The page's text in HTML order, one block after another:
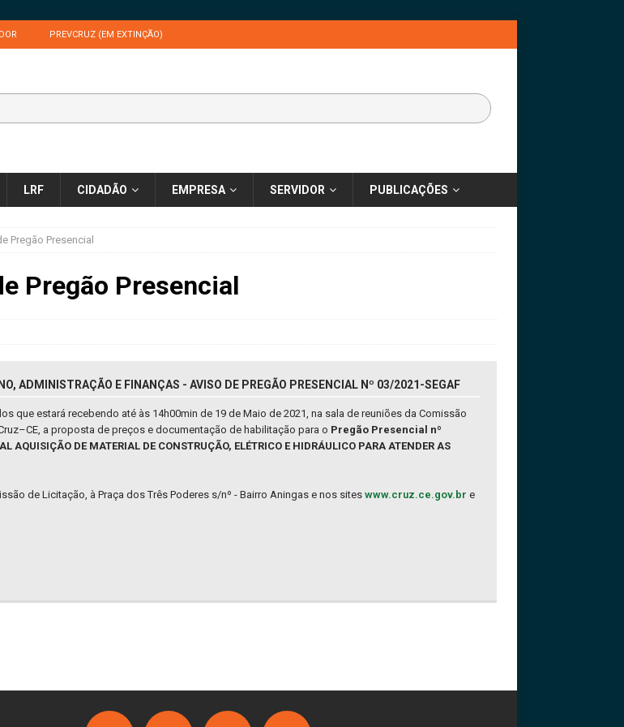
PREVCRUZ (EM EXTINÇÃO)
LRF CIDADÃO EMPRESA SERVIDOR PUBLICAÇÕES
Pregão Presencial
Pregão Presencial
ADMINISTRAÇÃO E FINANÇAS - AVISO DE PREGÃO PRESENCIAL Nº 03/2021-SEGAF
que estará recebendo até às 14h00min de 19 de Maio de 2021, na sala de reuniões da Comissão
a proposta de preços e documentação de habilitação para o Pregão Presencial nº
AQUISIÇÃO DE MATERIAL DE CONSTRUÇÃO, ELÉTRICO E HIDRÁULICO PARA ATENDER AS
de Licitação, à Praça dos Três Poderes s/nº - Bairro Aningas e nos sites www.cruz.ce.gov.br e